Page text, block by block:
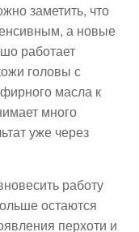
заметить, что
а новые
работает
головы с
масла к
много
уже через
работу
остаются
перхоти и